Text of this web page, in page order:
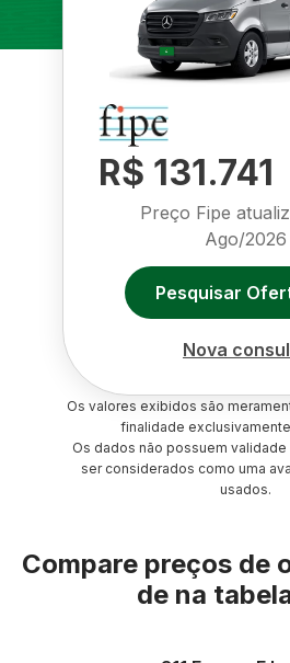
R$ 131.741
Preço Fipe
Ago/2026
Pesquisar
Nova
Os valores exibidos são
finalidade
Os dados não possuem
ser considerados como uma
usados.
Compare preços de
de na